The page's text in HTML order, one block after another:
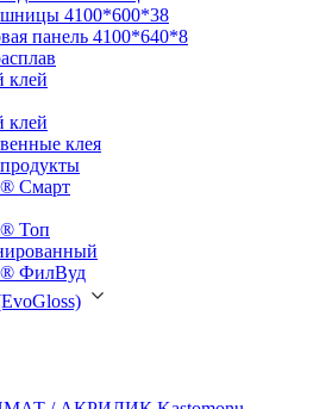
4100*600*38
панель 4100*640*8
клей
клей
клея
Смарт
Топ
ФилВуд